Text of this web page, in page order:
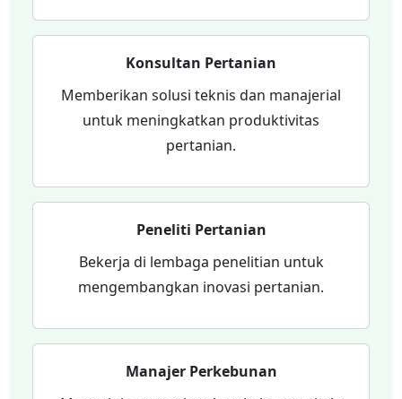
Konsultan Pertanian
Memberikan solusi teknis dan manajerial
untuk meningkatkan produktivitas
pertanian.
Peneliti Pertanian
Bekerja di lembaga penelitian untuk
mengembangkan inovasi pertanian.
Manajer Perkebunan